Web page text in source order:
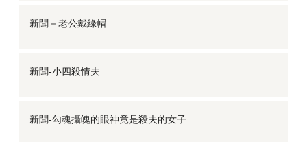
新聞－老公戴綠帽
新聞-小四殺情夫
新聞-勾魂攝魄的眼神竟是殺夫的女子